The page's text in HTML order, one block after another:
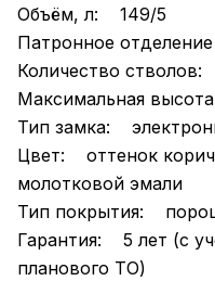
Объём, л: 149/5
Патронное
Количество
Максимальная
Тип замка:
Цвет: оттенок
молотковой эмали
Тип покрытия:
Гарантия: 5 лет (с
планового ТО)